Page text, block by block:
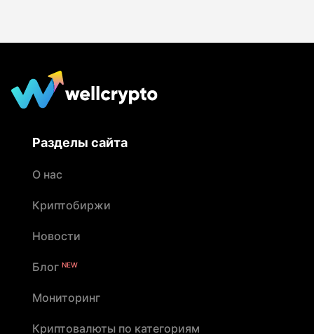
средств до приезда курьера
Разделы сайта
О нас
Криптобиржи
Новости
Блог NEW
Мониторинг
Криптовалюты по категориям